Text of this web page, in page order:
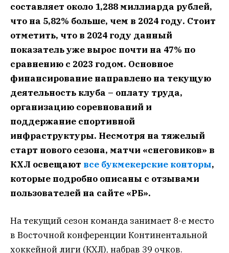
составляет около 1,288 миллиарда рублей,
что на 5,82% больше, чем в 2024 году. Стоит
отметить, что в 2024 году данный
показатель уже вырос почти на 47% по
сравнению с 2023 годом. Основное
финансирование направлено на текущую
деятельность клуба – оплату труда,
организацию соревнований и
поддержание спортивной
инфраструктуры. Несмотря на тяжелый
старт нового сезона, матчи «снеговиков» в
КХЛ освещают все букмекерские конторы,
которые подробно описаны с отзывами
пользователей на сайте «РБ».
На текущий сезон команда занимает 8-е место
в Восточной конференции Континентальной
хоккейной лиги (КХЛ), набрав 39 очков.